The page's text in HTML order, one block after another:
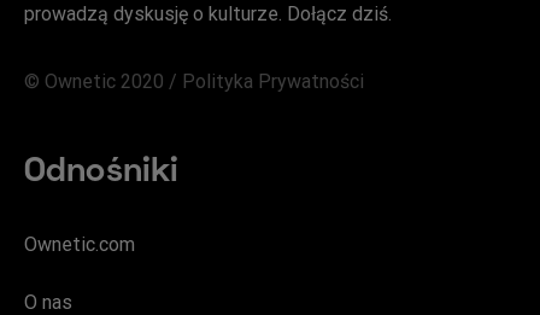
prowadzą dyskusję o kulturze. Dołącz dziś.
© Ownetic 2020 / Polityka Prywatności
Odnośniki
Ownetic.com
O nas